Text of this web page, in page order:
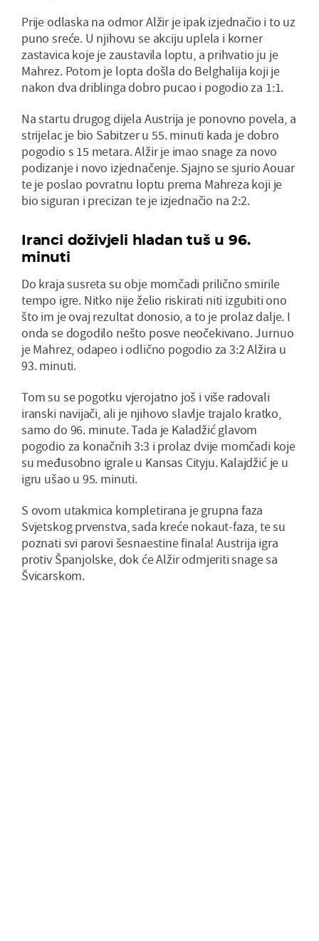
Prije odlaska na odmor Alžir je ipak izjednačio i to uz
puno sreće. U njihovu se akciju uplela i korner
zastavica koje je zaustavila loptu, a prihvatio ju je
Mahrez. Potom je lopta došla do Belghalija koji je
nakon dva driblinga dobro pucao i pogodio za 1:1.
Na startu drugog dijela Austrija je ponovno povela, a
strijelac je bio Sabitzer u 55. minuti kada je dobro
pogodio s 15 metara. Alžir je imao snage za novo
podizanje i novo izjednačenje. Sjajno se sjurio Aouar
te je poslao povratnu loptu prema Mahreza koji je
bio siguran i precizan te je izjednačio na 2:2.
Iranci doživjeli hladan tuš u 96.
minuti
Do kraja susreta su obje momčadi prilično smirile
tempo igre. Nitko nije želio riskirati niti izgubiti ono
što im je ovaj rezultat donosio, a to je prolaz dalje. I
onda se dogodilo nešto posve neočekivano. Jurnuo
je Mahrez, odapeo i odlično pogodio za 3:2 Alžira u
93. minuti.
Tom su se pogotku vjerojatno još i više radovali
iranski navijači, ali je njihovo slavlje trajalo kratko,
samo do 96. minute. Tada je Kaladžić glavom
pogodio za konačnih 3:3 i prolaz dvije momčadi koje
su međusobno igrale u Kansas Cityju. Kalajdžić je u
igru ušao u 95. minuti.
S ovom utakmica kompletirana je grupna faza
Svjetskog prvenstva, sada kreće nokaut-faza, te su
poznati svi parovi šesnaestine finala! Austrija igra
protiv Španjolske, dok će Alžir odmjeriti snage sa
Švicarskom.